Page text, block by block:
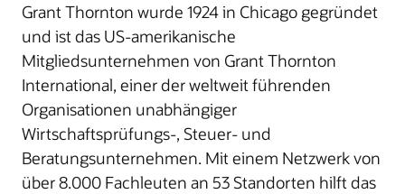
Grant Thornton wurde 1924 in Chicago gegründet
und ist das US-amerikanische
Mitgliedsunternehmen von Grant Thornton
International, einer der weltweit führenden
Organisationen unabhängiger
Wirtschaftsprüfungs-, Steuer- und
Beratungsunternehmen. Mit einem Netzwerk von
über 8.000 Fachleuten an 53 Standorten hilft das